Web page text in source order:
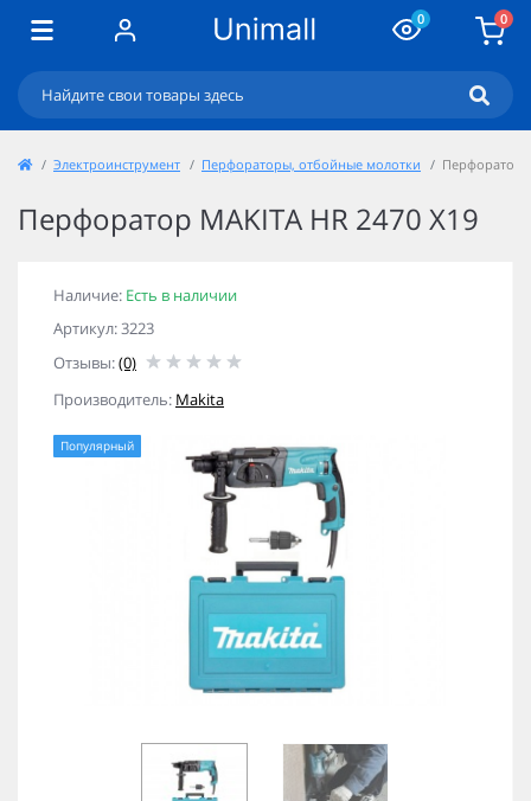
0 0
Электроинструмент Перфораторы, отбойные молотки Перфоратор
Перфоратор MAKITA HR 2470 X19
Наличие: Есть в наличии
Артикул: 3223
Отзывы:(0)
Производитель: Makita
Популярный